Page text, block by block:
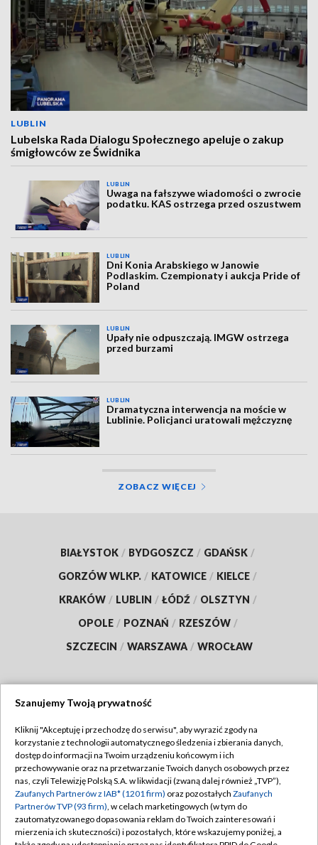
LUBLIN
Lubelska Rada Dialogu Społecznego apeluje o zakup
śmigłowców ze Świdnika
LUBLIN
Uwaga na fałszywe wiadomości o zwrocie
podatku. KAS ostrzega przed oszustwem
LUBLIN
Dni Konia Arabskiego w Janowie
Podlaskim. Czempionaty i aukcja Pride of
Poland
LUBLIN
Upały nie odpuszczają. IMGW ostrzega
przed burzami
LUBLIN
Dramatyczna interwencja na moście w
Lublinie. Policjanci uratowali mężczyznę
ZOBACZ WIĘCEJ
BIAŁYSTOK / BYDGOSZCZ / GDAŃSK /
GORZÓW WLKP. / KATOWICE / KIELCE /
KRAKÓW / LUBLIN / ŁÓDŹ / OLSZTYN /
OPOLE / POZNAŃ / RZESZÓW /
SZCZECIN / WARSZAWA / WROCŁAW
TVP
Abonament TVP
Emisja w TVP
Centrum informacji TVP
Naziemna Telewizja Cyfrowa
Regulamin TVP
Polityka prywatności
Moje zgody
Pomoc
Szanujemy Twoją prywatność
Kliknij "Akceptuję i przechodzę do serwisu", aby wyrazić zgody na
korzystanie z technologii automatycznego śledzenia i zbierania danych,
dostęp do informacji na Twoim urządzeniu końcowym i ich
przechowywanie oraz na przetwarzanie Twoich danych osobowych przez
nas, czyli Telewizję Polską S.A. w likwidacji (zwaną dalej również „TVP”),
Zaufanych Partnerów z IAB* (1201 firm) oraz pozostałych Zaufanych
Partnerów TVP (93 firm), w celach marketingowych (w tym do
zautomatyzowanego dopasowania reklam do Twoich zainteresowań i
mierzenia ich skuteczności) i pozostałych, które wskazujemy poniżej, a